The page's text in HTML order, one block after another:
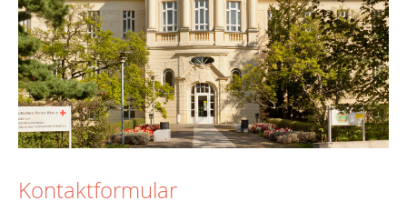
Kontaktformular